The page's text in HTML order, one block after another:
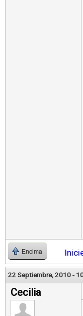
Encima
22 Septiembre, 2010 -
Cecilia